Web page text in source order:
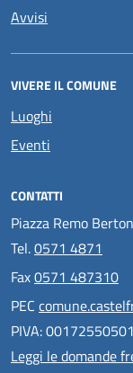
Avvisi
VIVERE IL COMUNE
Luoghi
Eventi
CONTATTI
Piazza Remo
Tel.0571 4871
Fax0571 487310
PEC
PIVA: 00172550501
Leggi le domande